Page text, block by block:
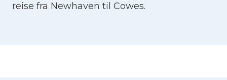
reise fra Newhaven til Cowes.